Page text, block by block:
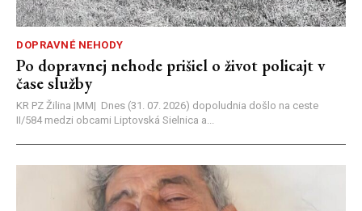
DOPRAVNÉ NEHODY
Po dopravnej nehode prišiel o život policajt v
čase služby
KR PZ Žilina |MM| Dnes (31. 07. 2026) dopoludnia došlo na ceste
II/584 medzi obcami Liptovská Sielnica a...